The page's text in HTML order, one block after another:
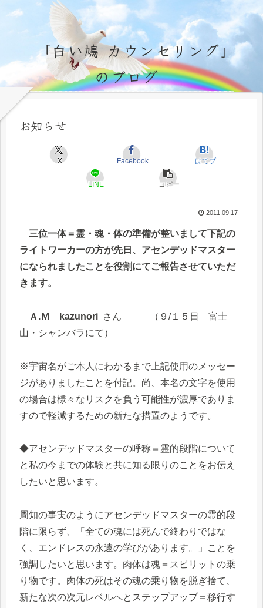
「白い鳩 カウンセリング」
のブログ
お知らせ
X Facebook はてブ
LINE コピー
2011.09.17
三位一体＝霊・魂・体の準備が整いまして下記の
ライトワーカーの方が先日、アセンデッドマスター
になられましたことを役割にてご報告させていただ
きます。
Ａ.Ｍ kazunori さん （９/１５日 富士
山・シャンバラにて）
※宇宙名がご本人にわかるまで上記使用のメッセー
ジがありましたことを付記。尚、本名の文字を使用
の場合は様々なリスクを負う可能性が濃厚でありま
すので軽減するための新たな措置のようです。
◆アセンデッドマスターの呼称＝霊的段階について
と私の今までの体験と共に知る限りのことをお伝え
したいと思います。
周知の事実のようにアセンデッドマスターの霊的段
階に限らず、「全ての魂には死んで終わりではな
く、エンドレスの永遠の学びがあります。」ことを
強調したいと思います。肉体は魂＝スピリットの乗
り物です。肉体の死はその魂の乗り物を脱ぎ捨て、
新たな次の次元レベルへとステップアップ＝移行す